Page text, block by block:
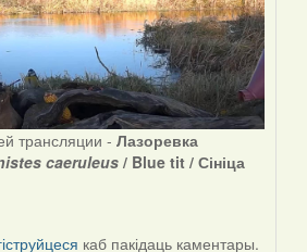
трансляции - Лазоревка
caeruleus/ Blue tit / Сініца
каб пакідаць каментары.